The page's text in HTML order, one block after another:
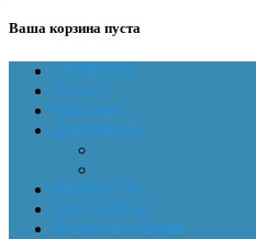
Ваша корзина пуста
ГЛАВНАЯ
О НАС
Магазин
Документы
НОВОСТИ
КОНТАКТЫ
Личный кабинет